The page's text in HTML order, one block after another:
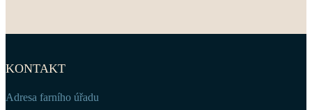
KONTAKT
Adresa farního úřadu